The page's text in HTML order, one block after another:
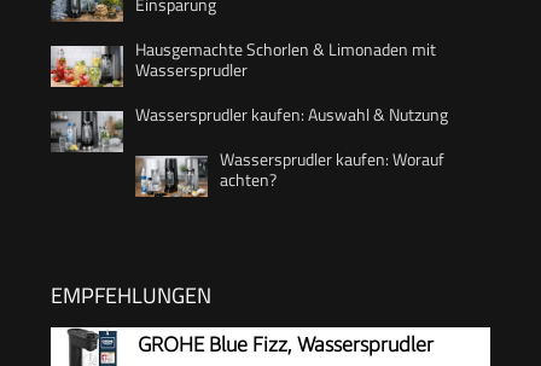
Hausgemachte Schorlen & Limonaden mit
Wassersprudler
Wassersprudler kaufen: Auswahl & Nutzung
Wassersprudler kaufen: Worauf
achten?
EMPFEHLUNGEN
GROHE Blue Fizz, Wassersprudler